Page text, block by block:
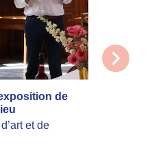
de
et de
chevron_right